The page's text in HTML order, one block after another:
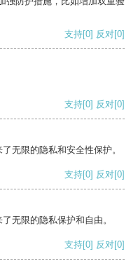
支持[0] 反对[0]
支持[0] 反对[0]
无限的隐私和安全性保护。
支持[0] 反对[0]
无限的隐私保护和自由。
支持[0] 反对[0]